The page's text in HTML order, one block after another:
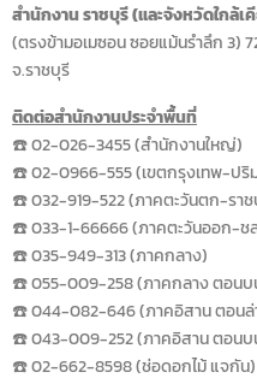
สำนักงาน ราชบุรี (และจังหวัดใกล้เ
(ตรงข้ามอเมซอน ซอยแม้นรำลึก 3)
จ.ราชบุรี
ติดต่อสำนักงานประจำพื้นที่
☎️ 02-026-3455 (สำนักงานใหญ่)
☎️ 02-0966-555 (เขตกรุงเทพ-ป
☎️ 032-919-522 (ภาคตะวันตก-รา
☎️ 033-1-66666 (ภาคตะวันออก-ช
☎️ 035-949-313 (ภาคกลาง)
☎️ 055-009-258 (ภาคกลาง ตอนบ
☎️ 044-082-646 (ภาคอิสาน ตอนล่
☎️ 043-009-252 (ภาคอิสาน ตอนบ
☎️ 02-662-8598 (ช่อดอกไม้ แจกัน)